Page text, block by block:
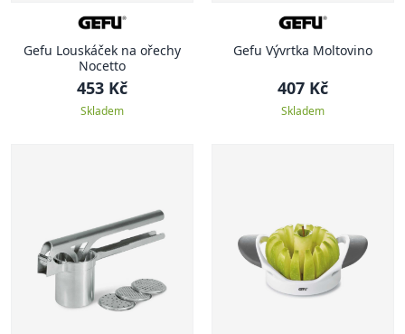
Gefu Louskáček na ořechy
Nocetto
453 Kč
Skladem
Gefu Vývrtka Moltovino
407 Kč
Skladem